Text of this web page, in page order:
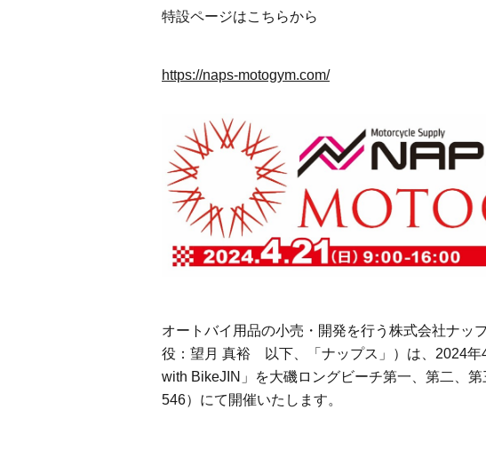
特設ページはこちらから
https://naps-motogym.com/
オートバイ用品の小売・開発を行う株式会社ナッ
役：望月 真裕 以下、「ナップス」）は、 2024年
with BikeJIN 」を大磯ロングビーチ第一、第二、
546）にて開催いたします。